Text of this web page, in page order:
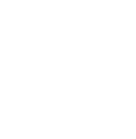
Rechtspraak.nl
Rechtspraak.nl
U verlaat Rechtspraak.nl
- U verlaat Rechtspraak.nl
- U verlaat
nieuwsbrief - U verlaat